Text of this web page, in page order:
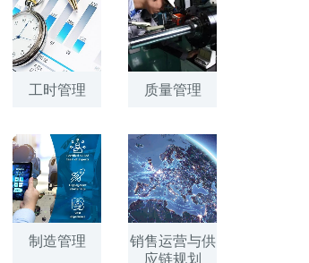
工时管理 质量管理
制造管理
销售运营与供
应链规划